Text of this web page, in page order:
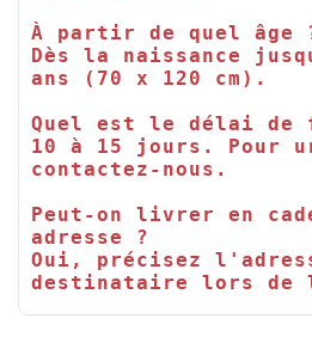
À partir de quel âge
Dès la naissance
ans (70 x 120 cm).
Quel est le délai de
10 à 15 jours. Pour
contactez-nous.
Peut-on livrer en
adresse ?
Oui, précisez
destinataire lors de la